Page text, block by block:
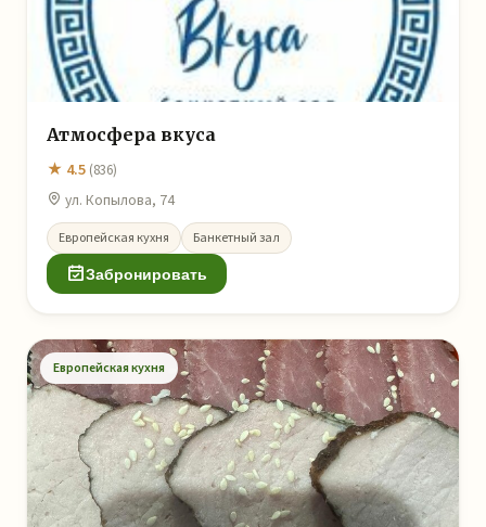
Атмосфера вкуса
★ 4.5 (836)
ул. Копылова, 74
Европейская кухня Банкетный зал
Забронировать
Европейская кухня